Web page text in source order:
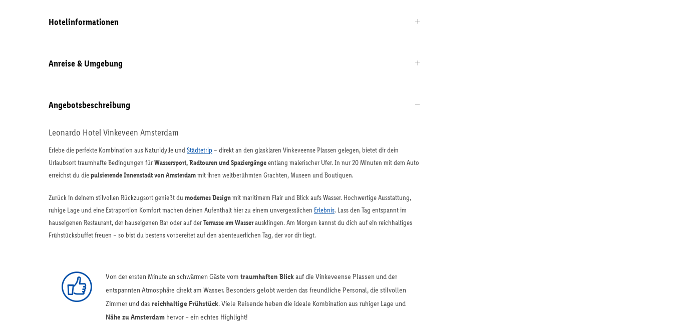
Hotelinformationen
Anreise & Umgebung
Angebotsbeschreibung
Leonardo Hotel Vinkeveen Amsterdam
Erlebe die perfekte Kombination aus Naturidylle undStädtetrip – direkt an den glasklaren Vinkeveense Plassen gelegen, bietet dir dein
Urlaubsort traumhafte Bedingungen fürWassersport, Radtouren und Spaziergängeentlang malerischer Ufer. In nur 20 Minuten mit dem Auto
erreichst du diepulsierende Innenstadt von Amsterdammit ihren weltberühmten Grachten, Museen und Boutiquen.
Zurück in deinem stilvollen Rückzugsort genießt dumodernes Designmit maritimem Flair und Blick aufs Wasser. Hochwertige Ausstattung,
ruhige Lage und eine Extraportion Komfort machen deinen Aufenthalt hier zu einem unvergesslichen Erlebnis. Lass den Tag entspannt im
hauseigenen Restaurant, der hauseigenen Bar oder auf derTerrasse am Wasserausklingen. Am Morgen kannst du dich auf ein reichhaltiges
Frühstücksbuffet freuen – so bist du bestens vorbereitet auf den abenteuerlichen Tag, der vor dir liegt.
Von der ersten Minute an schwärmen Gäste vom traumhaften Blickauf die Vinkeveense Plassen und der
entspannten Atmosphäre direkt am Wasser. Besonders gelobt werden das freundliche Personal, die stilvollen
Zimmer und das reichhaltige Frühstück. Viele Reisende heben die ideale Kombination aus ruhiger Lage und
Nähe zu Amsterdam hervor – ein echtes Highlight!